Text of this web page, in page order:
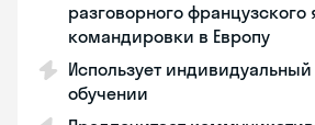
разговорного французского
командировки в Европу
Использует
обучении